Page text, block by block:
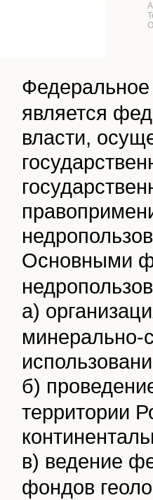
Федеральное
является
власти,
Основными
а)
минерально-
б)
территории
в) ведение
фондов